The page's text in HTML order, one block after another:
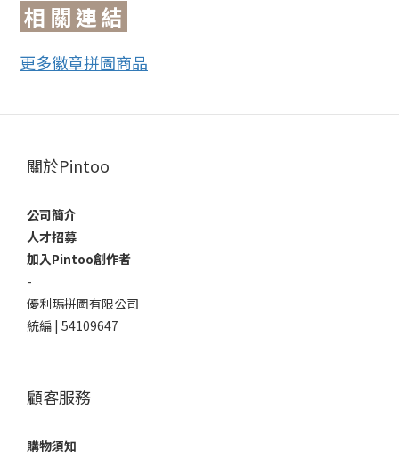
相 關 連 結
更多徽章拼圖商品
關於Pintoo
公司簡介
人才招募
加入Pintoo創作者
-
優利瑪拼圖有限公司
統編 | 54109647
顧客服務
購物須知